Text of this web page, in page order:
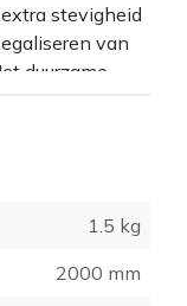
stevigheid
van
duurzame
oppervlakken.
Perfect voor
1.5 kg
2000 mm